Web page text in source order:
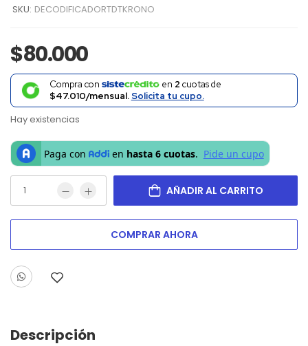
SKU: DECODIFICADORTDTKRONO
$80.000
Compra con en 2 cuotas de
$47.010/mensual.Solicita tu cupo.
Hay existencias
AÑADIR AL CARRITO
COMPRAR AHORA
Descripción